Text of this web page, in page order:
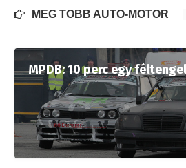
MÉG TÖBB AUTÓ-MOTOR
MPDB: 10 perc egy